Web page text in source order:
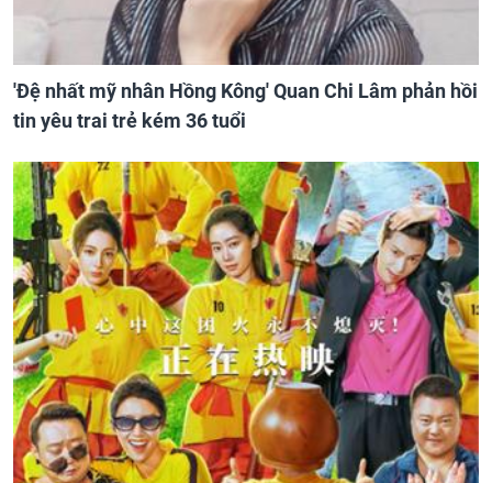
'Đệ nhất mỹ nhân Hồng Kông' Quan Chi Lâm phản hồi
tin yêu trai trẻ kém 36 tuổi